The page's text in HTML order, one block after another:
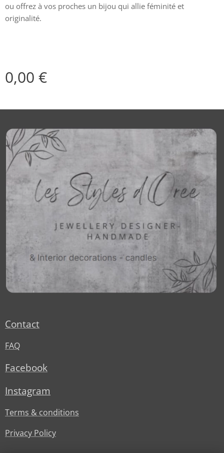
ou offrez à vos proches un bijou qui allie féminité et
originalité.
0,00 €
Contact
FAQ
Facebook
Instagram
Terms & conditions
Privacy Policy